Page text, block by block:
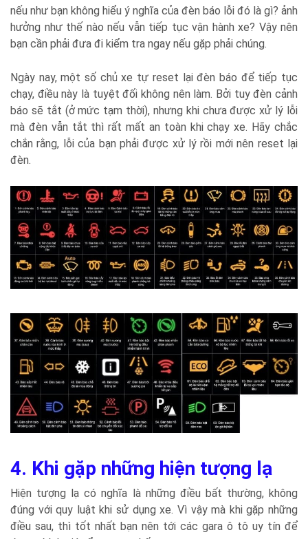
nếu như bạn không hiểu ý nghĩa của đèn báo lỗi đó là gì? ảnh
hưởng như thế nào nếu vẫn tiếp tục vận hành xe? Vậy nên
bạn cần phải đưa đi kiểm tra ngay nếu gặp phải chúng.
Ngày nay, một số chủ xe tự reset lại đèn báo để tiếp tục
chạy, điều này là tuyệt đối không nên làm. Bởi tuy đèn cảnh
báo sẽ tắt (ở mức tạm thời), nhưng khi chưa được xử lý lỗi
mà đèn vẫn tắt thì rất mất an toàn khi chạy xe. Hãy chắc
chắn rằng, lỗi của bạn phải được xử lý rồi mới nên reset lại
đèn.
4. Khi gặp những hiện tượng lạ
Hiện tượng lạ có nghĩa là những điều bất thường, không
đúng với quy luật khi sử dụng xe. Vì vậy mà khi gặp những
điều sau, thì tốt nhất bạn nên tới các gara ô tô uy tín để